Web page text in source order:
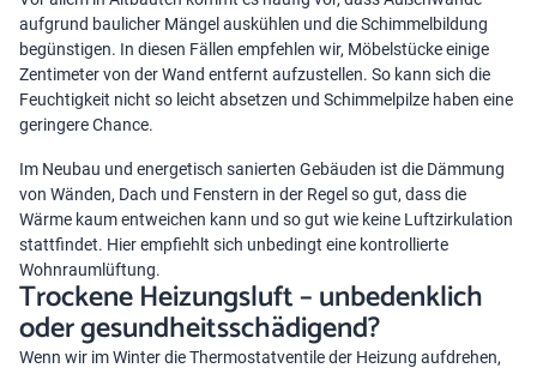
aufgrund baulicher Mängel auskühlen und die Schimmelbildung
begünstigen. In diesen Fällen empfehlen wir, Möbelstücke einige
Zentimeter von der Wand entfernt aufzustellen. So kann sich die
Feuchtigkeit nicht so leicht absetzen und Schimmelpilze haben eine
geringere Chance.
Im Neubau und energetisch sanierten Gebäuden ist die Dämmung
von Wänden, Dach und Fenstern in der Regel so gut, dass die
Wärme kaum entweichen kann und so gut wie keine Luftzirkulation
stattfindet. Hier empfiehlt sich unbedingt eine kontrollierte
Wohnraumlüftung.
Trockene Heizungsluft – unbedenklich
oder gesundheitsschädigend?
Wenn wir im Winter die Thermostatventile der Heizung aufdrehen,